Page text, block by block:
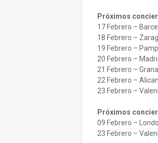
Próximos
17 Febrero –
18 Febrero –
19 Febrero –
20 Febrero –
21 Febrero –
22 Febrero –
23 Febrero –
Próximos
09 Febrero –
23 Febrero –